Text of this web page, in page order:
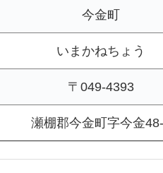
今金町
いまかねちょう
〒049-4393
瀬棚郡今金町字今金